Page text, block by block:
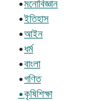
•মনোবিজ্ঞান
•ইতিহাস
•আইন
•ধর্ম
•বাংলা
•গণিত
•কৃষিশিক্ষা